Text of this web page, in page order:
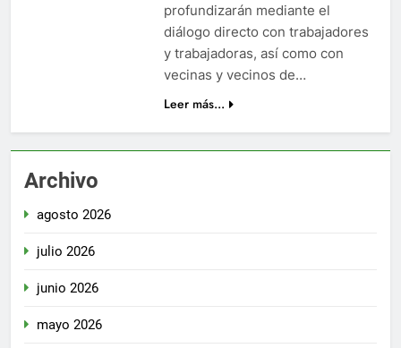
profundizarán mediante el
diálogo directo con trabajadores
y trabajadoras, así como con
vecinas y vecinos de…
Leer más...
Archivo
agosto 2026
julio 2026
junio 2026
mayo 2026